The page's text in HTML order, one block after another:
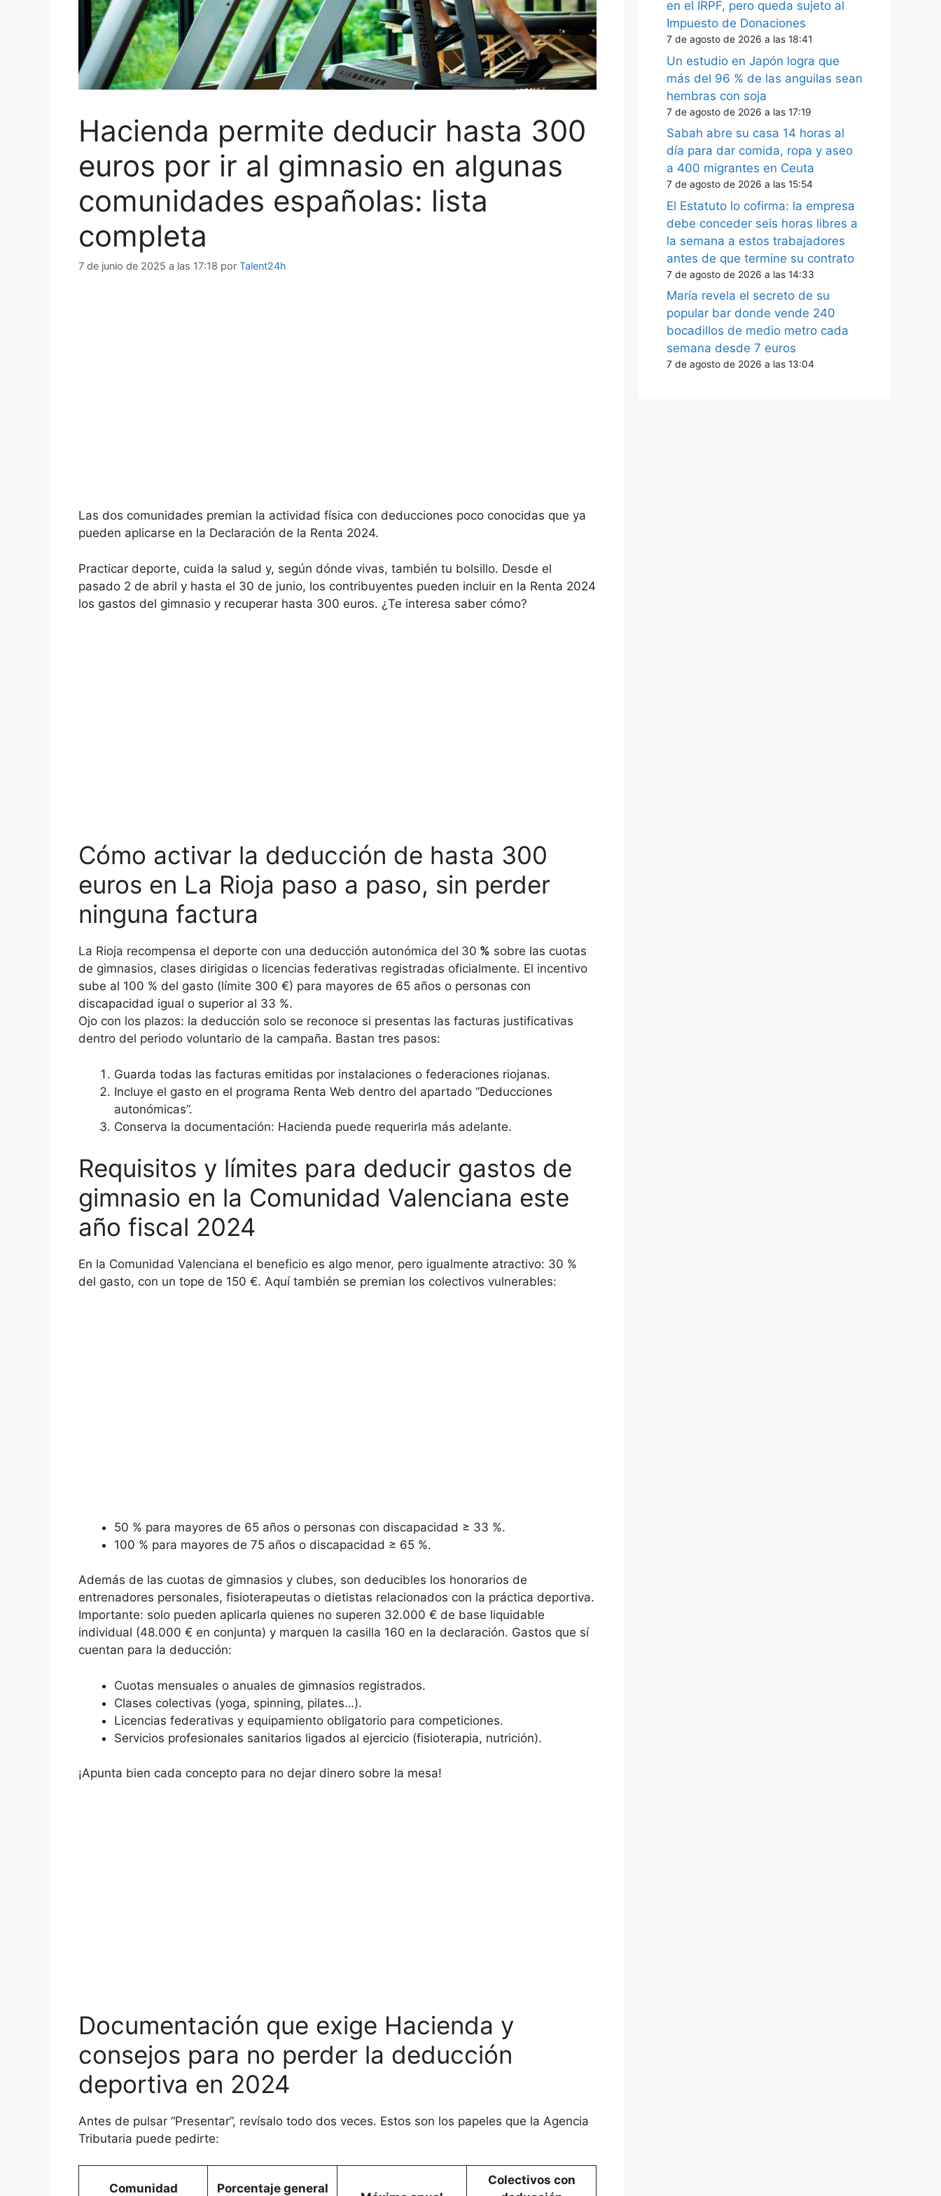
Hacienda permite deducir hasta 300
euros por ir al gimnasio en algunas
comunidades españolas: lista
completa
7 de junio de 2025 a las 17:18 por Talent24h
Las dos comunidades premian la actividad física con deducciones poco conocidas que ya
pueden aplicarse en la Declaración de la Renta 2024.
Practicar deporte, cuida la salud y, según dónde vivas, también tu bolsillo. Desde el
pasado 2 de abril y hasta el 30 de junio, los contribuyentes pueden incluir en la Renta 2024
los gastos del gimnasio y recuperar hasta 300 euros. ¿Te interesa saber cómo?
Cómo activar la deducción de hasta 300
euros en La Rioja paso a paso, sin perder
ninguna factura
La Rioja recompensa el deporte con una deducción autonómica del 30 % sobre las cuotas
de gimnasios, clases dirigidas o licencias federativas registradas oficialmente. El incentivo
sube al 100 % del gasto (límite 300 €) para mayores de 65 años o personas con
discapacidad igual o superior al 33 %.
Ojo con los plazos: la deducción solo se reconoce si presentas las facturas justificativas
dentro del periodo voluntario de la campaña. Bastan tres pasos:
Guarda todas las facturas emitidas por instalaciones o federaciones riojanas.
Incluye el gasto en el programa Renta Web dentro del apartado “Deducciones
autonómicas”.
Conserva la documentación: Hacienda puede requerirla más adelante.
Requisitos y límites para deducir gastos de
gimnasio en la Comunidad Valenciana este
año fiscal 2024
En la Comunidad Valenciana el beneficio es algo menor, pero igualmente atractivo: 30 %
del gasto, con un tope de 150 €. Aquí también se premian los colectivos vulnerables:
50 % para mayores de 65 años o personas con discapacidad ≥ 33 %.
100 % para mayores de 75 años o discapacidad ≥ 65 %.
Además de las cuotas de gimnasios y clubes, son deducibles los honorarios de
entrenadores personales, fisioterapeutas o dietistas relacionados con la práctica deportiva.
Importante: solo pueden aplicarla quienes no superen 32.000 € de base liquidable
individual (48.000 € en conjunta) y marquen la casilla 160 en la declaración. Gastos que sí
cuentan para la deducción:
Cuotas mensuales o anuales de gimnasios registrados.
Clases colectivas (yoga, spinning, pilates…).
Licencias federativas y equipamiento obligatorio para competiciones.
Servicios profesionales sanitarios ligados al ejercicio (fisioterapia, nutrición).
¡Apunta bien cada concepto para no dejar dinero sobre la mesa!
Documentación que exige Hacienda y
consejos para no perder la deducción
deportiva en 2024
Antes de pulsar “Presentar”, revísalo todo dos veces. Estos son los papeles que la Agencia
Tributaria puede pedirte:
Comunidad Porcentaje general
Colectivos con
en el IRPF, pero queda sujeto al
Impuesto de Donaciones
7 de agosto de 2026 a las 18:41
Un estudio en Japón logra que
más del 96 % de las anguilas sean
hembras con soja
7 de agosto de 2026 a las 17:19
Sabah abre su casa 14 horas al
día para dar comida, ropa y aseo
a 400 migrantes en Ceuta
7 de agosto de 2026 a las 15:54
El Estatuto lo cofirma: la empresa
debe conceder seis horas libres a
la semana a estos trabajadores
antes de que termine su contrato
7 de agosto de 2026 a las 14:33
María revela el secreto de su
popular bar donde vende 240
bocadillos de medio metro cada
semana desde 7 euros
7 de agosto de 2026 a las 13:04